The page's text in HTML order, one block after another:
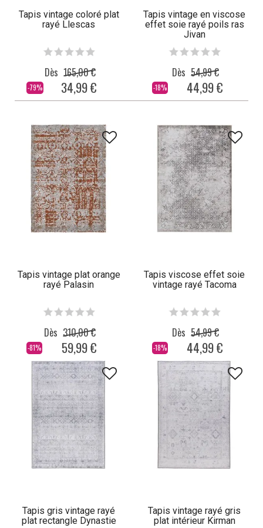
Tapis vintage coloré plat
rayé Llescas
-79%
Dès 165,00 €
34,99 €
Tapis vintage en viscose
effet soie rayé poils ras
Jivan
-18%
Dès 54,99 €
44,99 €
Tapis vintage plat orange
rayé Palasin
-81%
Dès 310,00 €
59,99 €
Tapis viscose effet soie
vintage rayé Tacoma
-18%
Dès 54,99 €
44,99 €
Tapis gris vintage rayé
plat rectangle Dynastie
Tapis vintage rayé gris
plat intérieur Kirman